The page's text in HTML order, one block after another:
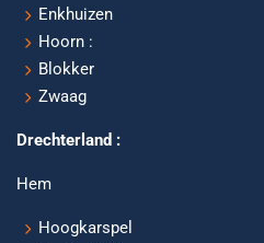
Enkhuizen
Hoorn :
Blokker
Zwaag
Drechterland :
Hem
Hoogkarspel